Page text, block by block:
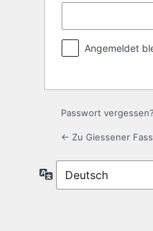
Angemeldet
Passwort vergessen?
← Zu Giessener
Sprache